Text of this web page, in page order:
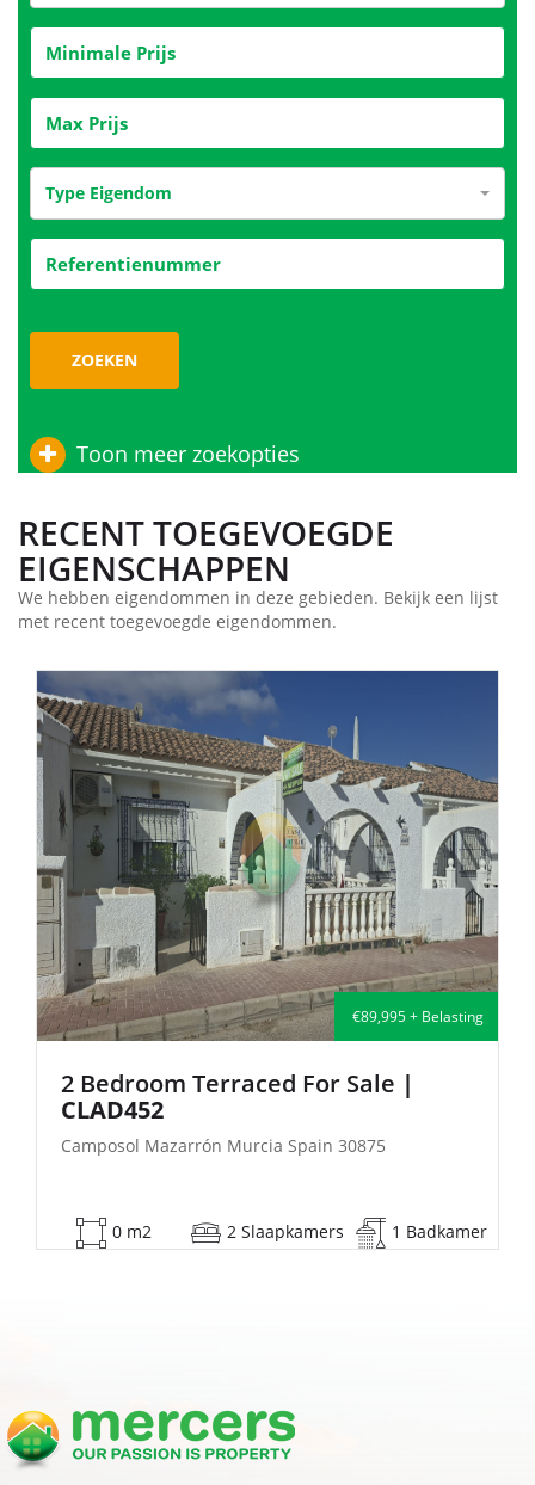
Type Eigendom
ZOEKEN
Toon meer zoekopties
RECENT TOEGEVOEGDE
EIGENSCHAPPEN
We hebben eigendommen in deze gebieden. Bekijk een lijst
met recent toegevoegde eigendommen.
€89,995 + Belasting
Terraced For Sale|
Mazarrón Murcia Spain 30875
2 Slaapkamers 1 Badkamer